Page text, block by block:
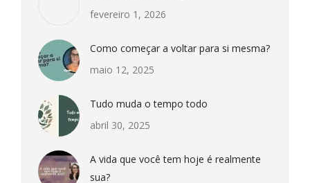
fevereiro 1, 2026
Como começar a voltar para si mesma?
maio 12, 2025
Tudo muda o tempo todo
abril 30, 2025
A vida que você tem hoje é realmente
sua?